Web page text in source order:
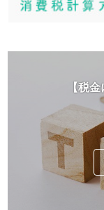
【税